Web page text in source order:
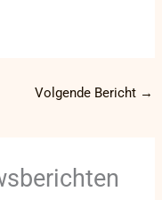
Volgende Bericht →